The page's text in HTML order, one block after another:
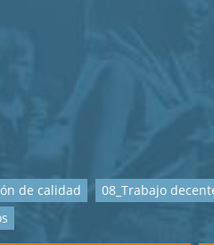
de calidad 08_Trabajo